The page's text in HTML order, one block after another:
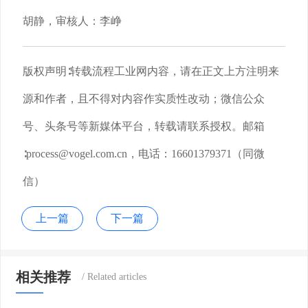
胡静，审核人：李峥
版权声明∶转载流程工业网内容，请在正文上方注明来
源和作者，且不得对内容作实质性改动；微信公众
号、头条号等新媒体平台，转载请联系授权。邮箱
∶process@vogel.com.cn，电话：16601379371（同微
信）
上一篇 下一篇
相关推荐